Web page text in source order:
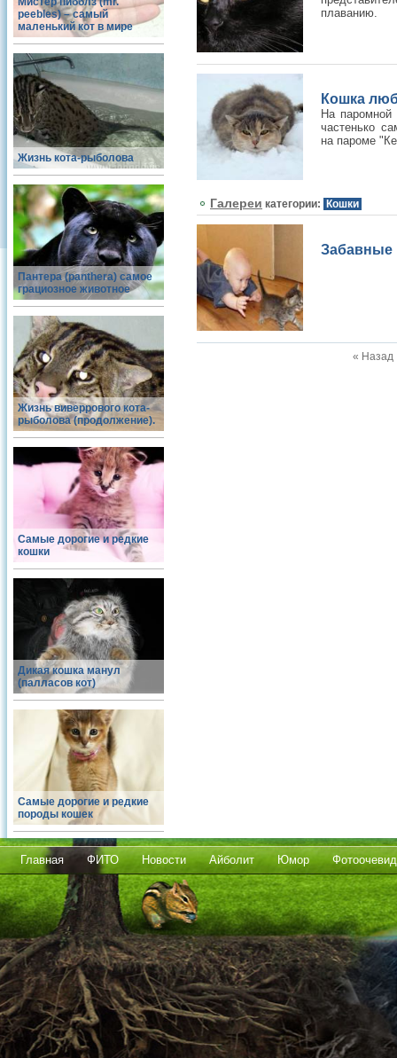
peebles) – самый
маленький кот в мире
Жизнь кота-рыболова
Пантера (panthera) самое
грациозное животное
Жизнь виверрового кота-
рыболова (продолжение).
Самые дорогие и редкие
кошки
Дикая кошка манул
(палласов кот)
Самые дорогие и редкие
породы кошек
плаванию.
Кошка
На паромной
частенько
на пароме
Галереи категории: Кошки
Забавные
« Назад
Главная ФИТО Новости Айболит Юмор